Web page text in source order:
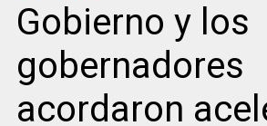
Gobierno y los
gobernadores
acordaron